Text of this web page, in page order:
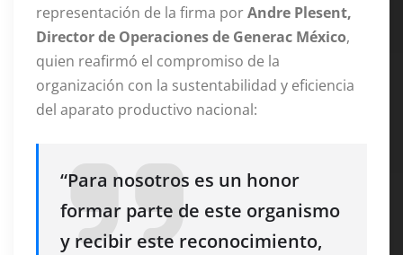
representación de la firma porAndre Plesent,
Director de Operaciones de Generac México,
quien reafirmó el compromiso de la
organización con la sustentabilidad y eficiencia
del aparato productivo nacional:
“Para nosotros es un honor
formar parte de este organismo
y recibir este reconocimiento,